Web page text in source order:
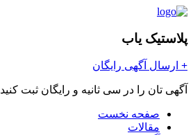
پلاستیک یاب
+ ارسال آگهی رایگان
آگهی تان را در سی ثانیه و رایگان ثبت کنید
صفحه نخست
مقالات